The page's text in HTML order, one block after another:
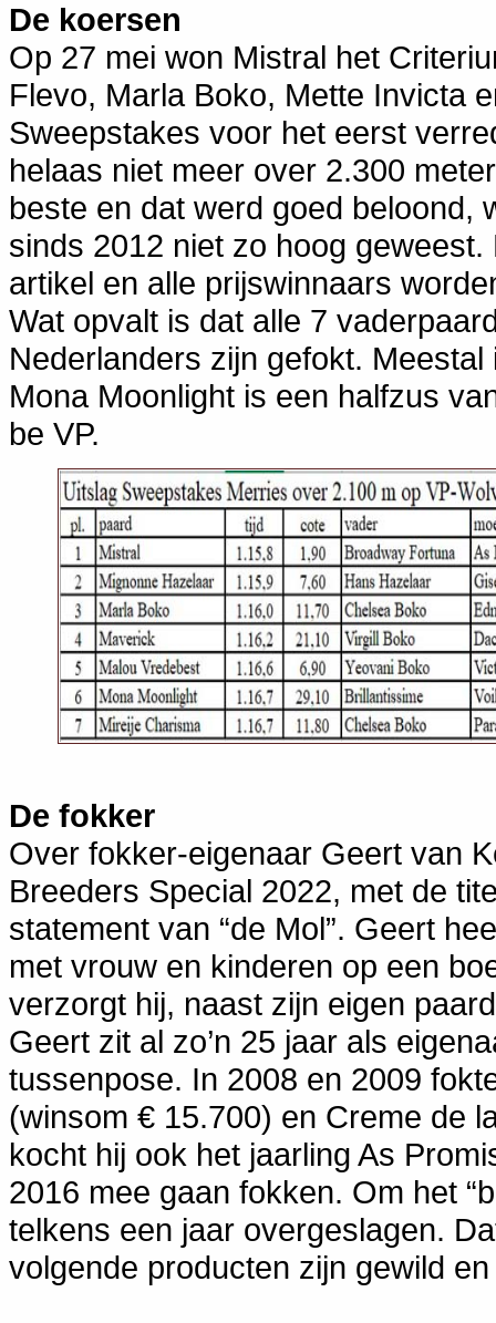
De koersen
Op 27 mei won Mistral het
Flevo, Marla Boko, Mette Invicta
Sweepstakes voor het eerst
helaas niet meer over 2.300
beste en dat werd goed beloond,
sinds 2012 niet zo hoog
artikel en alle prijswinnaars
Wat opvalt is dat alle 7
Nederlanders zijn gefokt.
Mona Moonlight is een halfzus
be VP.
De fokker
Over fokker-eigenaar Geert van
Breeders Special 2022, met de
statement van “de Mol”. Geert
met vrouw en kinderen op een
verzorgt hij, naast zijn eigen
Geert zit al zo’n 25 jaar als
tussenpose. In 2008 en 2009
(winsom € 15.700) en Creme de
kocht hij ook het jaarling As
2016 mee gaan fokken. Om het
telkens een jaar overgeslagen.
volgende producten zijn gewild